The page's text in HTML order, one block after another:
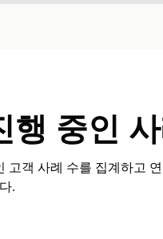
행 중인
객 사례 수를 집계하고
.